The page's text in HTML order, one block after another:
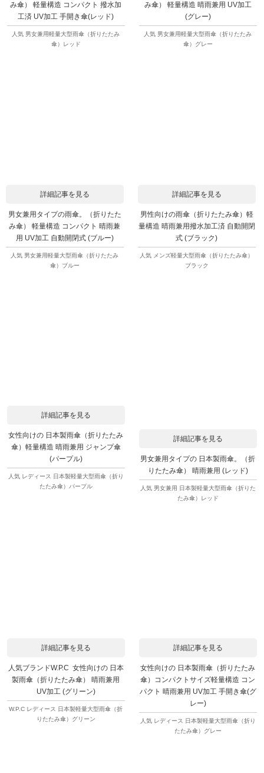
み傘） 軽量構造 コンパクト 撥水加
工済 UV加工 手開き傘(レッド)
人気 男女兼用軽量大型雨傘（折りたたみ
傘）レッド
み傘） 軽量構造 晴雨兼用 UV加工
(グレー)
人気 男女兼用軽量大型雨傘（折りたたみ
傘）グレー
詳細記事を見る
男女兼用タイプの雨傘。（折りたた
み傘） 軽量構造 コンパクト 晴雨兼
用 UV加工 自動開閉式 (ブルー)
人気 男女兼用軽量大型雨傘（折りたたみ
傘）ブルー
詳細記事を見る
男性向けの雨傘（折りたたみ傘）軽
量構造 晴雨兼用撥水加工済 自動開閉
式 (ブラック)
人気 メンズ軽量大型雨傘（折りたたみ傘）
ブラック
詳細記事を見る
女性向けの 日本製雨傘（折りたたみ
傘）軽量構造 晴雨兼用 ジャンプ傘
(パープル)
人気 レディース 日本製軽量大型雨傘（折り
たたみ傘）パープル
詳細記事を見る
男女兼用タイプの 日本製雨傘。（折
りたたみ傘） 晴雨兼用 (レッド)
人気 男女兼用 日本製軽量大型雨傘（折りた
たみ傘）レッド
詳細記事を見る
人気ブランドW.P.C 女性向けの 日本
製雨傘（折りたたみ傘） 晴雨兼用
UV加工 (グリーン)
W.P.C レディース 日本製軽量大型雨傘（折
りたたみ傘）グリーン
詳細記事を見る
女性向けの 日本製雨傘（折りたたみ
傘）コンパクトサイズ軽量構造 コン
パクト 晴雨兼用 UV加工 手開き傘(グ
レー)
人気 レディース 日本製軽量大型雨傘（折り
たたみ傘）グレー